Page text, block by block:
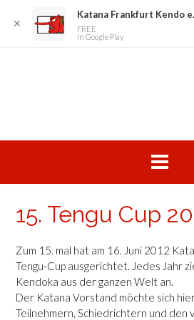
15. Tengu Cup
Zum 15. mal hat am 16. Juni 2012
Tengu-Cup ausgerichtet. Jedes Jahr
Kendoka aus der ganzen Welt an.
Der Katana Vorstand möchte sich
Teilnehmern, Schiedrichtern und den
✕
Katana Frankfurt Kendo
FREE
In Google Play